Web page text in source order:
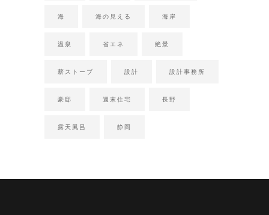
海 海の見える 海岸
温泉 省エネ 絶景
薪ストーブ 設計 設計事務所
豪邸 週末住宅 長野
露天風呂 静岡